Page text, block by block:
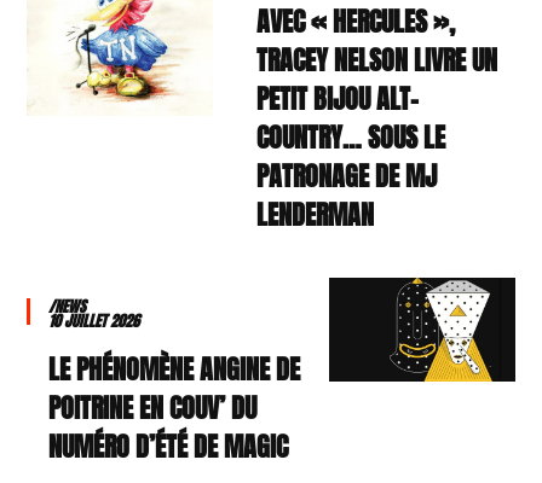
AVEC « HERCULES »,
TRACEY NELSON LIVRE UN
PETIT BIJOU ALT-
COUNTRY… SOUS LE
PATRONAGE DE MJ
LENDERMAN
/NEWS
10 JUILLET 2026
LE PHÉNOMÈNE ANGINE DE
POITRINE EN COUV’ DU
NUMÉRO D’ÉTÉ DE MAGIC